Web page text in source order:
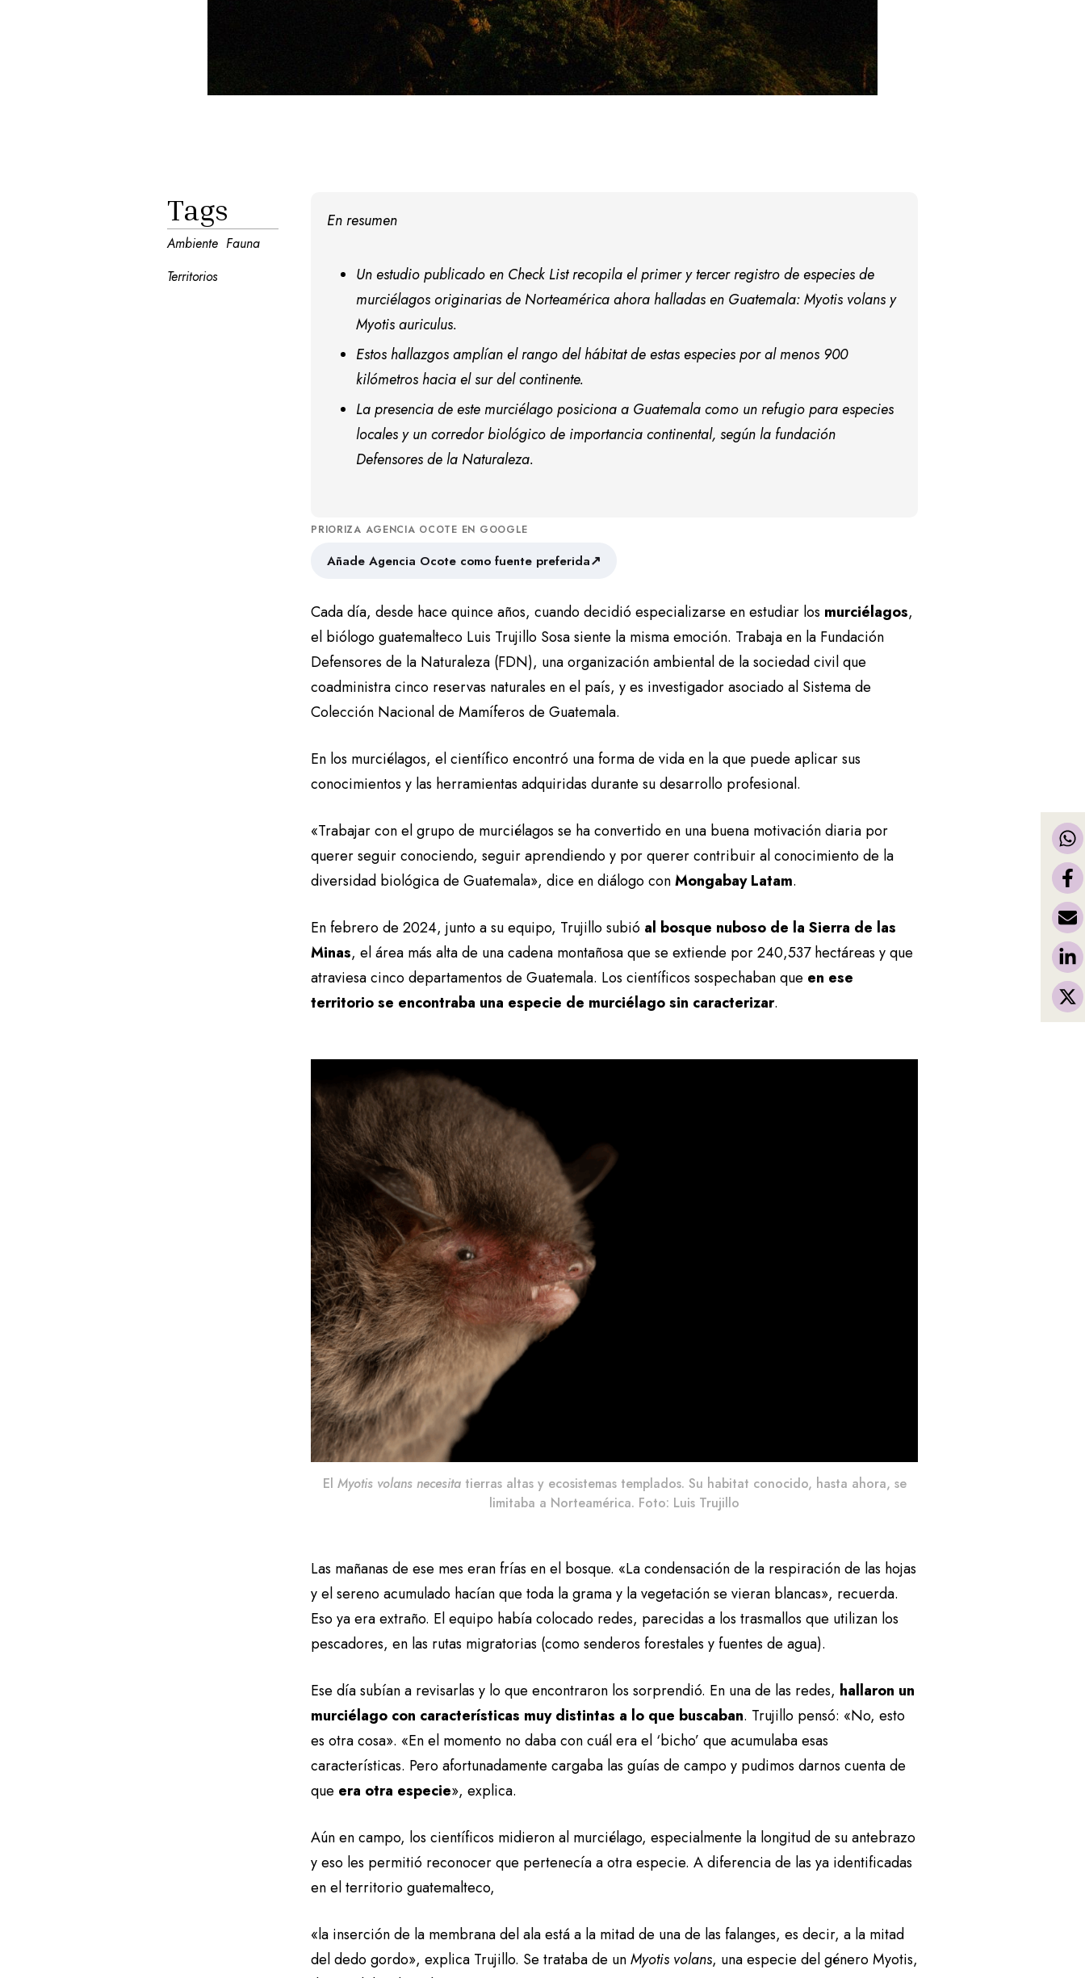
Tags
Ambiente Fauna
Territorios
En resumen
Un estudio publicado en Check List recopila el primer y tercer registro de especies de
murciélagos originarias de Norteamérica ahora halladas en Guatemala: Myotis volans y
Myotis auriculus.
Estos hallazgos amplían el rango del hábitat de estas especies por al menos 900
kilómetros hacia el sur del continente.
La presencia de este murciélago posiciona a Guatemala como un refugio para especies
locales y un corredor biológico de importancia continental, según la fundación
Defensores de la Naturaleza.
PRIORIZA AGENCIA OCOTE EN GOOGLE
Añade Agencia Ocote como fuente preferida↗
Cada día, desde hace quince años, cuando decidió especializarse en estudiar los murciélagos,
el biólogo guatemalteco Luis Trujillo Sosa siente la misma emoción. Trabaja en la Fundación
Defensores de la Naturaleza (FDN), una organización ambiental de la sociedad civil que
coadministra cinco reservas naturales en el país, y es investigador asociado al Sistema de
Colección Nacional de Mamíferos de Guatemala.
En los murciélagos, el científico encontró una forma de vida en la que puede aplicar sus
conocimientos y las herramientas adquiridas durante su desarrollo profesional.
«Trabajar con el grupo de murciélagos se ha convertido en una buena motivación diaria por
querer seguir conociendo, seguir aprendiendo y por querer contribuir al conocimiento de la
diversidad biológica de Guatemala», dice en diálogo conMongabay Latam.
En febrero de 2024, junto a su equipo, Trujillo subió al bosque nuboso de la Sierra de las
Minas, el área más alta de una cadena montañosa que se extiende por 240,537 hectáreas y que
atraviesa cinco departamentos de Guatemala. Los científicos sospechaban que en ese
territorio se encontraba una especie de murciélago sin caracterizar.
El Myotis volans necesitatierras altas y ecosistemas templados. Su habitat conocido, hasta ahora, se
limitaba a Norteamérica. Foto: Luis Trujillo
Las mañanas de ese mes eran frías en el bosque. «La condensación de la respiración de las hojas
y el sereno acumulado hacían que toda la grama y la vegetación se vieran blancas», recuerda.
Eso ya era extraño. El equipo había colocado redes, parecidas a los trasmallos que utilizan los
pescadores, en las rutas migratorias (como senderos forestales y fuentes de agua).
Ese día subían a revisarlas y lo que encontraron los sorprendió. En una de las redes, hallaron un
murciélago con características muy distintas a lo que buscaban. Trujillo pensó: «No, esto
es otra cosa». «En el momento no daba con cuál era el ‘bicho’ que acumulaba esas
características. Pero afortunadamente cargaba las guías de campo y pudimos darnos cuenta de
que era otra especie», explica.
Aún en campo, los científicos midieron al murciélago, especialmente la longitud de su antebrazo
y eso les permitió reconocer que pertenecía a otra especie. A diferencia de las ya identificadas
en el territorio guatemalteco,
«la inserción de la membrana del ala está a la mitad de una de las falanges, es decir, a la mitad
del dedo gordo», explica Trujillo. Se trataba de unMyotis volans, una especie del género Myotis,